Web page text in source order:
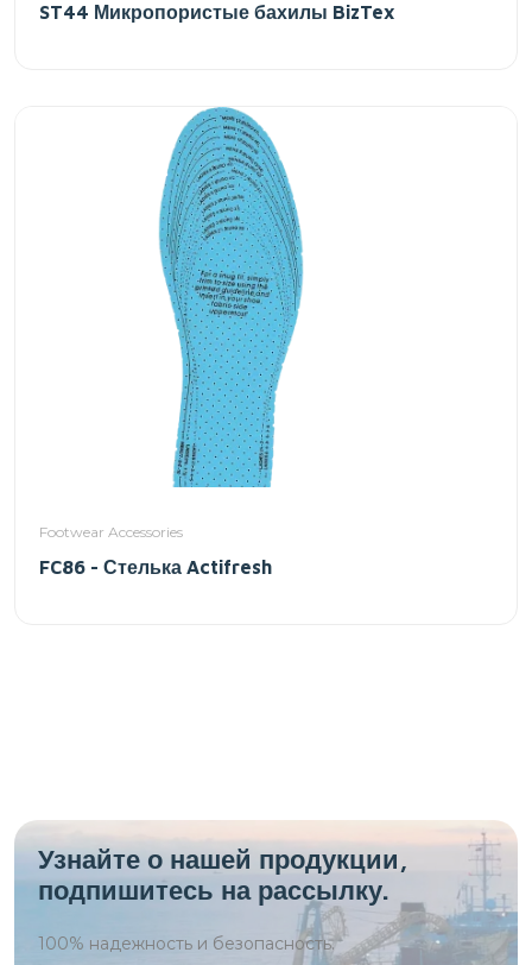
ST44 Микропористые бахилы BizTex
Footwear Accessories
FC86 - Стелька Actifresh
Узнайте о нашей продукции,
подпишитесь на рассылку.
100% надежность и безопасность.